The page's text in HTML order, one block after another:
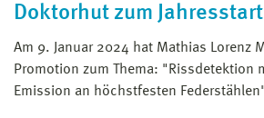
Doktorhut zum
Am 9. Januar 2024 hat Mathias Lorenz
Promotion zum Thema: "Rissdetektion
Emission an höchstfesten